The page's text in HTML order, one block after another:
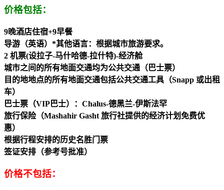
价格包括：
9晚酒店住宿+9早餐
导游（英语）*其他语言：根据城市旅游要求。
2 机票(设拉子-马什哈德-拉什特)-经济舱
城市之间的所有地面交通均为公共交通（巴士票）
目的地地点的所有地面交通包括公共交通工具（Snapp 或出租
车）
巴士票（VIP巴士）：Chalus-德黑兰-伊斯法罕
旅行保险（Mashahir Gasht 旅行社提供的经济计划免费优
惠）
根据行程安排的历史名胜门票
签证安排（参考号批准）
价格不包括：